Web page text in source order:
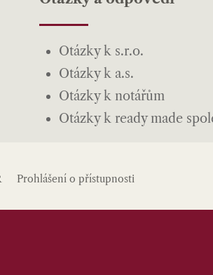
Otázky k s.r.o.
Otázky k a.s.
Otázky k notářům
Otázky k ready made
Prohlášení o přístupnosti